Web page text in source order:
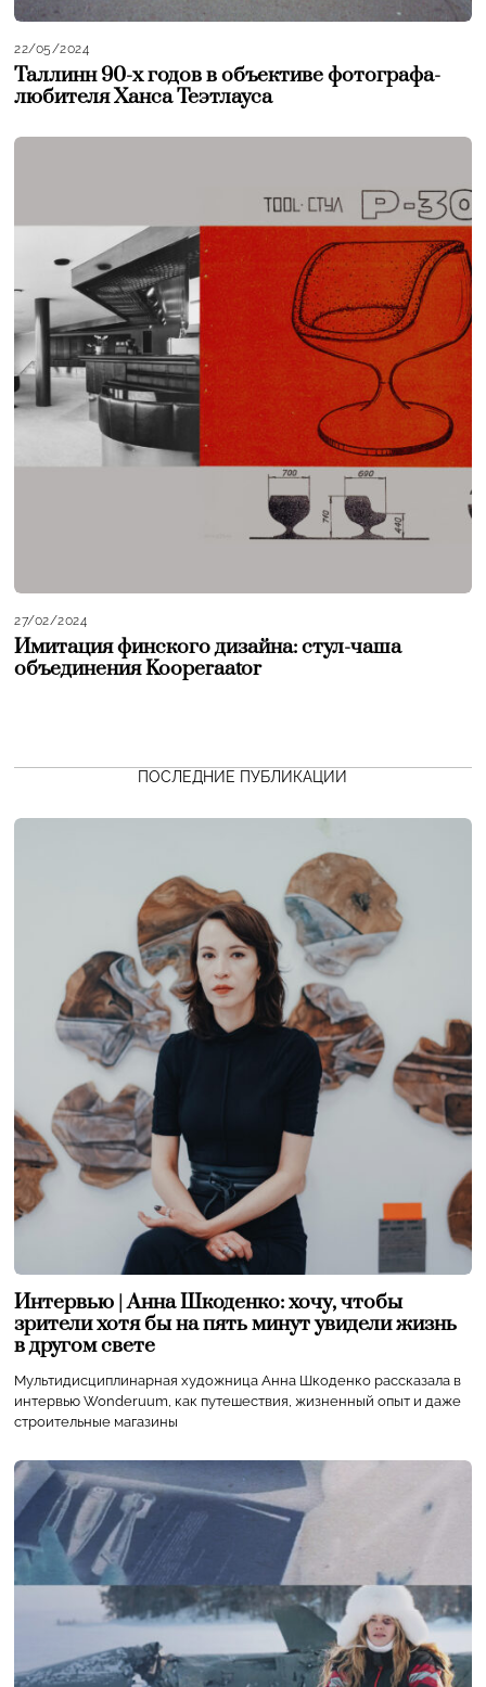
22/05/2024
Таллинн 90-х годов в объективе фотографа-
любителя Ханса Теэтлауса
27/02/2024
Имитация финского дизайна: стул-чаша
объединения Kooperaator
ПОСЛЕДНИЕ ПУБЛИКАЦИИ
Интервью | Анна Шкоденко: хочу, чтобы
зрители хотя бы на пять минут увидели жизнь
в другом свете
Мультидисциплинарная художница Анна Шкоденко рассказала в
интервью Wonderuum, как путешествия, жизненный опыт и даже
строительные магазины